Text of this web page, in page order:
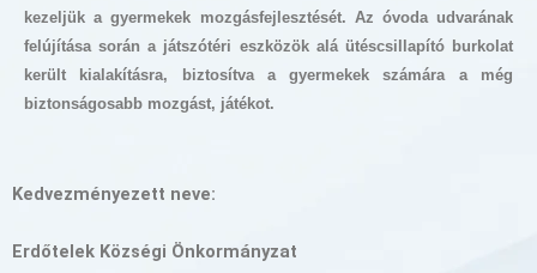
kezeljük a gyermekek mozgásfejlesztését. Az óvoda udvarának
felújítása során a játszótéri eszközök alá ütéscsillapító burkolat
került kialakításra, biztosítva a gyermekek számára a még
biztonságosabb mozgást, játékot.
Kedvezményezett neve:
Erdőtelek Községi Önkormányzat